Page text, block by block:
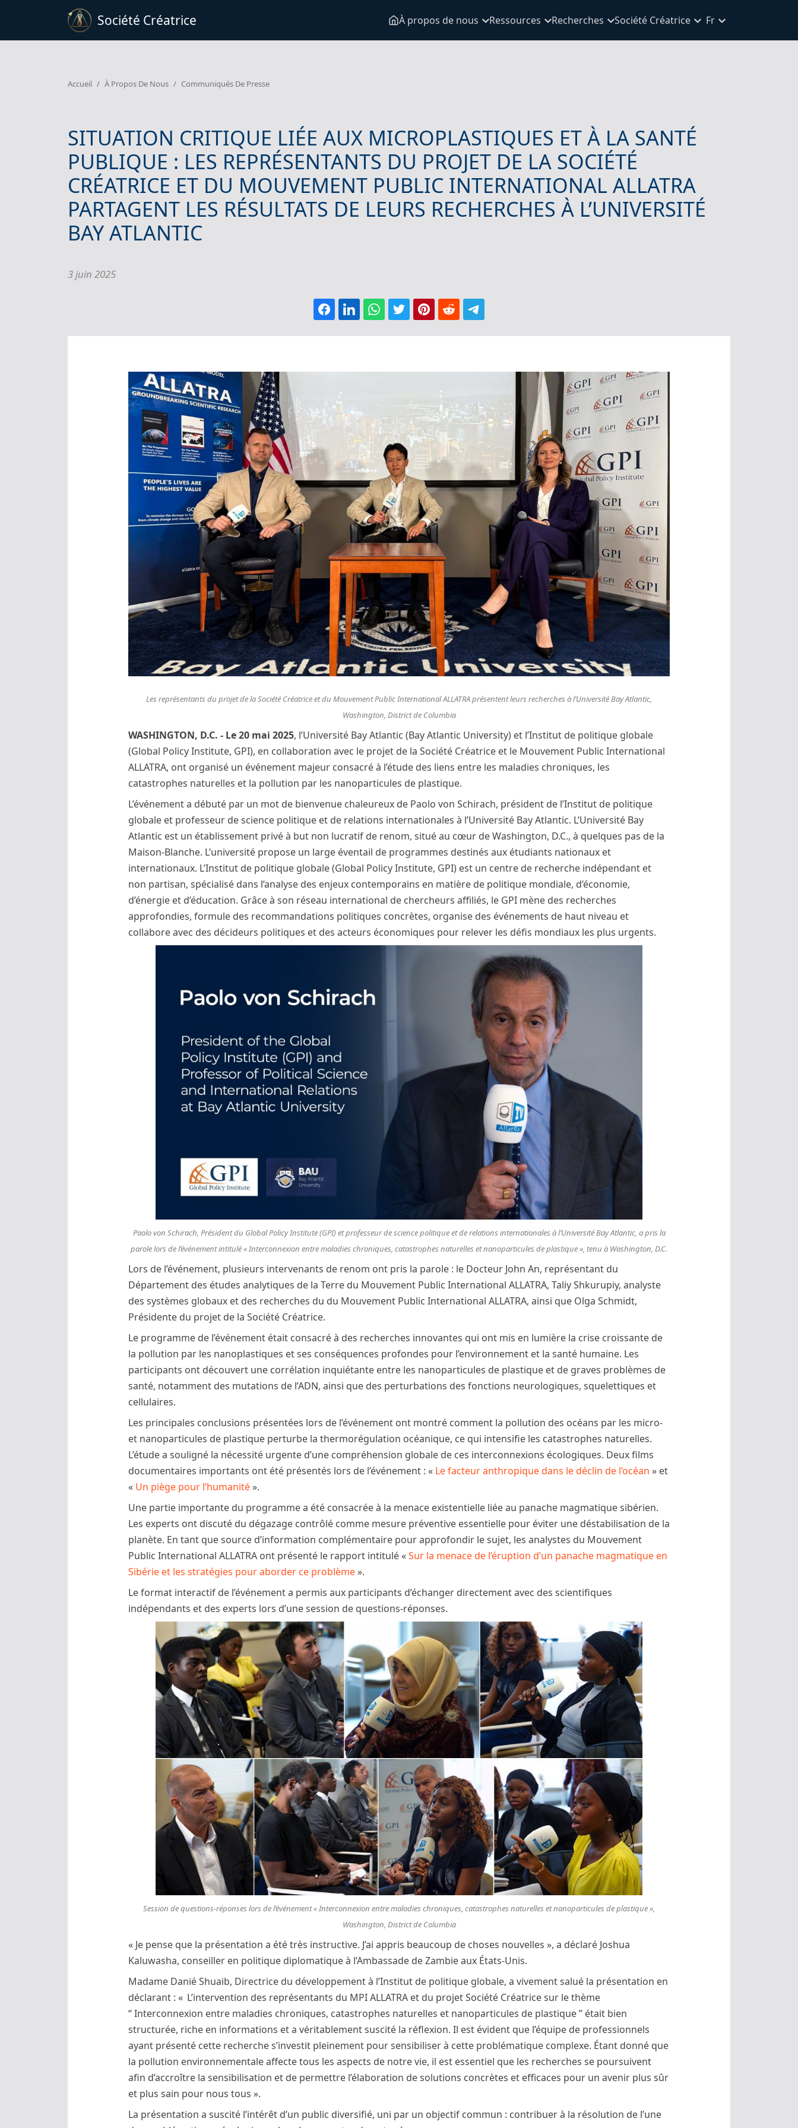
Société Créatrice À propos de nous Ressources Recherches Société Créatrice Fr
Accueil À Propos De Nous Communiqués De Presse
SITUATION CRITIQUE LIÉE AUX MICROPLASTIQUES ET À LA SANTÉ
PUBLIQUE : LES REPRÉSENTANTS DU PROJET DE LA SOCIÉTÉ
CRÉATRICE ET DU MOUVEMENT PUBLIC INTERNATIONAL ALLATRA
PARTAGENT LES RÉSULTATS DE LEURS RECHERCHES À L’UNIVERSITÉ
BAY ATLANTIC
3 juin 2025
Les représentants du projet de la Société Créatrice et du Mouvement Public International ALLATRA présentent leurs recherches à l’Université Bay Atlantic,
Washington, District de Columbia
WASHINGTON, D.C. - Le 20 mai 2025, l’Université Bay Atlantic (Bay Atlantic University) et l’Institut de politique globale
(Global Policy Institute, GPI), en collaboration avec le projet de la Société Créatrice et le Mouvement Public International
ALLATRA, ont organisé un événement majeur consacré à l’étude des liens entre les maladies chroniques, les
catastrophes naturelles et la pollution par les nanoparticules de plastique.
L’événement a débuté par un mot de bienvenue chaleureux de Paolo von Schirach, président de l’Institut de politique
globale et professeur de science politique et de relations internationales à l’Université Bay Atlantic. L’Université Bay
Atlantic est un établissement privé à but non lucratif de renom, situé au cœur de Washington, D.C., à quelques pas de la
Maison-Blanche. L’université propose un large éventail de programmes destinés aux étudiants nationaux et
internationaux. L’Institut de politique globale (Global Policy Institute, GPI) est un centre de recherche indépendant et
non partisan, spécialisé dans l’analyse des enjeux contemporains en matière de politique mondiale, d’économie,
d’énergie et d’éducation. Grâce à son réseau international de chercheurs affiliés, le GPI mène des recherches
approfondies, formule des recommandations politiques concrètes, organise des événements de haut niveau et
collabore avec des décideurs politiques et des acteurs économiques pour relever les défis mondiaux les plus urgents.
Paolo von Schirach, Président du Global Policy Institute (GPI) et professeur de science politique et de relations internationales à l’Université Bay Atlantic, a pris la
parole lors de l’événement intitulé « Interconnexion entre maladies chroniques, catastrophes naturelles et nanoparticules de plastique », tenu à Washington, D.C.
Lors de l’événement, plusieurs intervenants de renom ont pris la parole : le Docteur John An, représentant du
Département des études analytiques de la Terre du Mouvement Public International ALLATRA, Taliy Shkurupiy, analyste
des systèmes globaux et des recherches du du Mouvement Public International ALLATRA, ainsi que Olga Schmidt,
Présidente du projet de la Société Créatrice.
Le programme de l’événement était consacré à des recherches innovantes qui ont mis en lumière la crise croissante de
la pollution par les nanoplastiques et ses conséquences profondes pour l’environnement et la santé humaine. Les
participants ont découvert une corrélation inquiétante entre les nanoparticules de plastique et de graves problèmes de
santé, notamment des mutations de l’ADN, ainsi que des perturbations des fonctions neurologiques, squelettiques et
cellulaires.
Les principales conclusions présentées lors de l’événement ont montré comment la pollution des océans par les micro-
et nanoparticules de plastique perturbe la thermorégulation océanique, ce qui intensifie les catastrophes naturelles.
L’étude a souligné la nécessité urgente d’une compréhension globale de ces interconnexions écologiques. Deux films
documentaires importants ont été présentés lors de l’événement : « Le facteur anthropique dans le déclin de l’océan » et
« Un piège pour l’humanité».
Une partie importante du programme a été consacrée à la menace existentielle liée au panache magmatique sibérien.
Les experts ont discuté du dégazage contrôlé comme mesure préventive essentielle pour éviter une déstabilisation de la
planète. En tant que source d’information complémentaire pour approfondir le sujet, les analystes du Mouvement
Public International ALLATRA ont présenté le rapport intitulé «Sur la menace de l’éruption d’un panache magmatique en
Sibérie et les stratégies pour aborder ce problème».
Le format interactif de l’événement a permis aux participants d’échanger directement avec des scientifiques
indépendants et des experts lors d’une session de questions-réponses.
Session de questions-réponses lors de l’événement « Interconnexion entre maladies chroniques, catastrophes naturelles et nanoparticules de plastique »,
Washington, District de Columbia
« Je pense que la présentation a été très instructive. J’ai appris beaucoup de choses nouvelles », a déclaré Joshua
Kaluwasha, conseiller en politique diplomatique à l’Ambassade de Zambie aux États-Unis.
Madame Danié Shuaib, Directrice du développement à l’Institut de politique globale, a vivement salué la présentation en
déclarant : « L’intervention des représentants du MPI ALLATRA et du projet Société Créatrice sur le thème
“ Interconnexion entre maladies chroniques, catastrophes naturelles et nanoparticules de plastique ” était bien
structurée, riche en informations et a véritablement suscité la réflexion. Il est évident que l’équipe de professionnels
ayant présenté cette recherche s’investit pleinement pour sensibiliser à cette problématique complexe. Étant donné que
la pollution environnementale affecte tous les aspects de notre vie, il est essentiel que les recherches se poursuivent
afin d’accroître la sensibilisation et de permettre l’élaboration de solutions concrètes et efficaces pour un avenir plus sûr
et plus sain pour nous tous ».
La présentation a suscité l’intérêt d’un public diversifié, uni par un objectif commun : contribuer à la résolution de l’une